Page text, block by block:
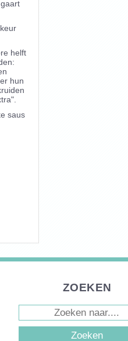
helft
hun
saus
ZOEKEN
ZOEKVELD